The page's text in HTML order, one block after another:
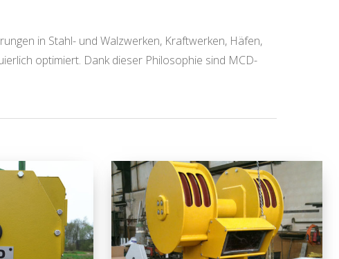
in Stahl- und Walzwerken, Kraftwerken, Häfen,
optimiert. Dank dieser Philosophie sind MCD-